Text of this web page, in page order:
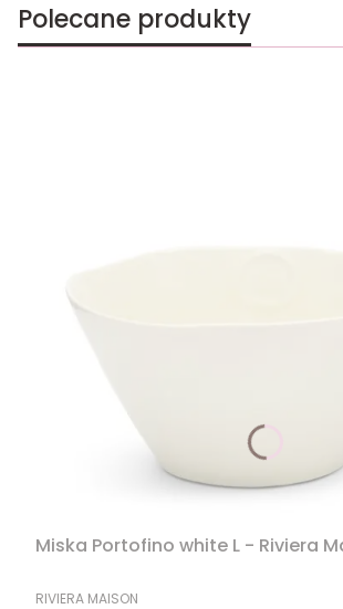
Polecane produkty
Miska Portofino white L - Riviera
PRODUCENT
RIVIERA MAISON